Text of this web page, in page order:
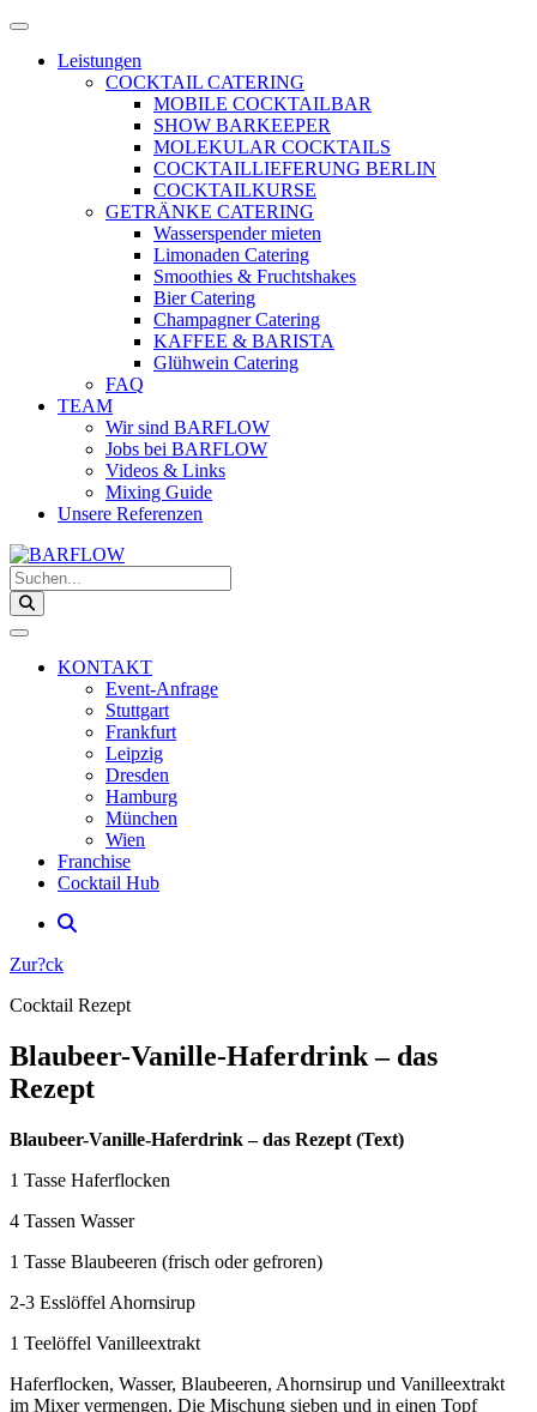
Zum
springen
Menü
öffnenLeistungen
COCKTAIL CATERING
MOBILE COCKTAILBAR
SHOW BARKEEPER
MOLEKULAR COCKTAILS
COCKTAILLIEFERUNG BERLIN
COCKTAILKURSE
GETRÄNKE CATERING
Wasserspender mieten
Limonaden Catering
Smoothies & Fruchtshakes
Bier Catering
Champagner Catering
KAFFEE & BARISTA
Glühwein Catering
FAQ
TEAM
Wir sind BARFLOW
Jobs bei BARFLOW
Videos & Links
Mixing Guide
Unsere Referenzen
Suchen...
KONTAKT
Event-Anfrage
Stuttgart
Frankfurt
Leipzig
Dresden
Hamburg
München
Wien
Franchise
Cocktail Hub
Zur?ck
Cocktail Rezept
Blaubeer-Vanille-Haferdrink – das
Rezept
Blaubeer-Vanille-Haferdrink – das Rezept (Text)
1 Tasse Haferflocken
4 Tassen Wasser
1 Tasse Blaubeeren (frisch oder gefroren)
2-3 Esslöffel Ahornsirup
1 Teelöffel Vanilleextrakt
Haferflocken, Wasser, Blaubeeren, Ahornsirup und Vanilleextrakt
im Mixer vermengen. Die Mischung sieben und in einen Topf